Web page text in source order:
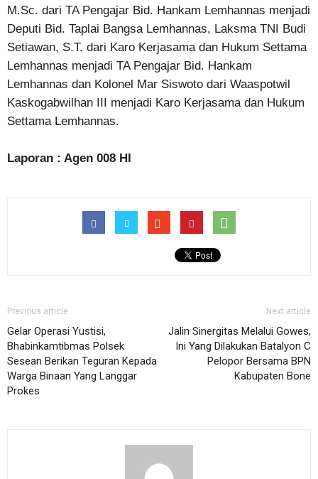
M.Sc. dari TA Pengajar Bid. Hankam Lemhannas menjadi
Deputi Bid. Taplai Bangsa Lemhannas, Laksma TNI Budi
Setiawan, S.T. dari Karo Kerjasama dan Hukum Settama
Lemhannas menjadi TA Pengajar Bid. Hankam
Lemhannas dan Kolonel Mar Siswoto dari Waaspotwil
Kaskogabwilhan III menjadi Karo Kerjasama dan Hukum
Settama Lemhannas.
Laporan : Agen 008 HI
Previous article
Gelar Operasi Yustisi,
Bhabinkamtibmas Polsek
Sesean Berikan Teguran Kepada
Warga Binaan Yang Langgar
Prokes
Next article
Jalin Sinergitas Melalui Gowes,
Ini Yang Dilakukan Batalyon C
Pelopor Bersama BPN
Kabupaten Bone